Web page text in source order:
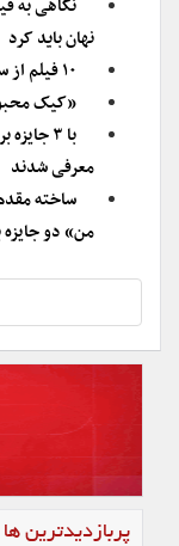
نگاهی به
نهان باید کرد
۱۰ فیلم از سینماگران ایرانی در جشنواره آسیایی بارسلون
«کیک
با ۳
معرفی شدند
من» دو
پربازدیدترین ها